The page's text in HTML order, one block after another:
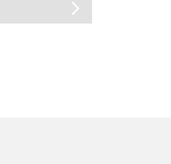
arrow_forward_ios